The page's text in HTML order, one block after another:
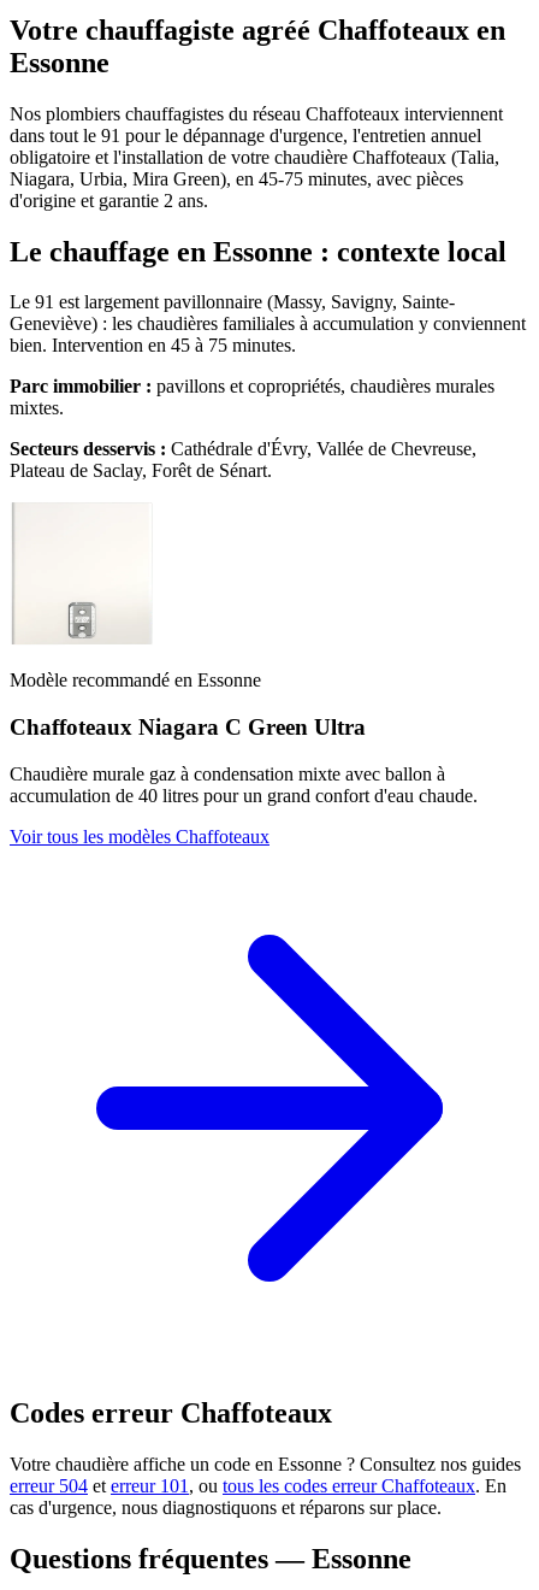
Votre chauffagiste agréé Chaffoteaux en
Essonne
Nos plombiers chauffagistes du réseau Chaffoteaux interviennent
dans tout le 91 pour le dépannage d'urgence, l'entretien annuel
obligatoire et l'installation de votre chaudière Chaffoteaux (Talia,
Niagara, Urbia, Mira Green), en 45-75 minutes, avec pièces
d'origine et garantie 2 ans.
Le chauffage en Essonne : contexte local
Le 91 est largement pavillonnaire (Massy, Savigny, Sainte-
Geneviève) : les chaudières familiales à accumulation y conviennent
bien. Intervention en 45 à 75 minutes.
Parc immobilier : pavillons et copropriétés, chaudières murales
mixtes.
Secteurs desservis : Cathédrale d'Évry, Vallée de Chevreuse,
Plateau de Saclay, Forêt de Sénart.
Modèle recommandé en Essonne
Chaffoteaux Niagara C Green Ultra
Chaudière murale gaz à condensation mixte avec ballon à
accumulation de 40 litres pour un grand confort d'eau chaude.
Voir tous les modèles Chaffoteaux
Codes erreur Chaffoteaux
Votre chaudière affiche un code en Essonne ? Consultez nos guides
erreur 504 et erreur 101 , ou tous les codes erreur Chaffoteaux. En
cas d'urgence, nous diagnostiquons et réparons sur place.
Questions fréquentes — Essonne